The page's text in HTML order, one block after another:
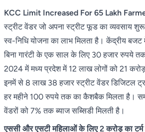
KCC Limit Increased For 65 Lakh
स्ट्रीट वेंडर जो अपना स्ट्रीट फूड का व्यवसाय
स्व-निधि योजना का लाभ मिलता है। केंद्रीय बजट
बिना गारंटी के एक साल के लिए 30 हजार रुपये तक
2024 में मध्य प्रदेश में 12 लाख लोगों को 21
इनमें से 8 लाख 38 हजार स्ट्रीट वेंडर डिजिटल
हर महीने 100 रुपये तक का कैशबैक मिलता है।
वेंडरों को 7% तक ब्याज सब्सिडी मिलती है।
एससी और एसटी महिलाओं के लिए 2 करोड़ का टर्म